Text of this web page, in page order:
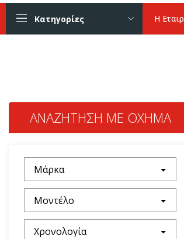
Κατηγορίες Η
ΑΝΑΖΉΤΗΣΗ ΜΕ ΌΧΗΜΑ
Μάρκα
Μοντέλο
Χρονολογία